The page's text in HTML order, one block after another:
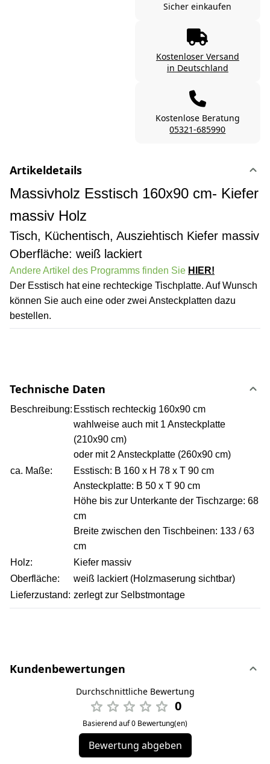
Sicher einkaufen
Kostenloser Versand
in Deutschland
Kostenlose Beratung
05321-685990
Artikeldetails
Massivholz Esstisch 160x90 cm- Kiefer
massiv Holz
Tisch, Küchentisch, Ausziehtisch Kiefer massiv
Oberfläche: weiß lackiert
Andere Artikel des Programms finden Sie HIER!
Der Esstisch hat eine rechteckige Tischplatte. Auf Wunsch
können Sie auch eine oder zwei Ansteckplatten dazu
bestellen.
Technische Daten
Beschreibung: Esstisch rechteckig 160x90 cm
wahlweise auch mit 1 Ansteckplatte
(210x90 cm)
oder mit 2 Ansteckplatte (260x90 cm)
ca. Maße:
Esstisch: B 160 x H 78 x T 90 cm
Ansteckplatte: B 50 x T 90 cm
Höhe bis zur Unterkante der Tischzarge: 68
cm
Breite zwischen den Tischbeinen: 133 / 63
cm
Holz:
Kiefer massiv
Oberfläche:
weiß lackiert (Holzmaserung sichtbar)
Lieferzustand: zerlegt zur Selbstmontage
Kundenbewertungen
Durchschnittliche Bewertung
0
Basierend auf 0 Bewertung(en)
Bewertung abgeben